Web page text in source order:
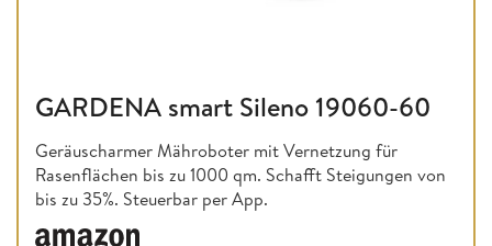
GARDENA smart Sileno 19060-60
Geräuscharmer Mähroboter mit Vernetzung für
Rasenflächen bis zu 1000 qm. Schafft Steigungen von
bis zu 35%. Steuerbar per App.